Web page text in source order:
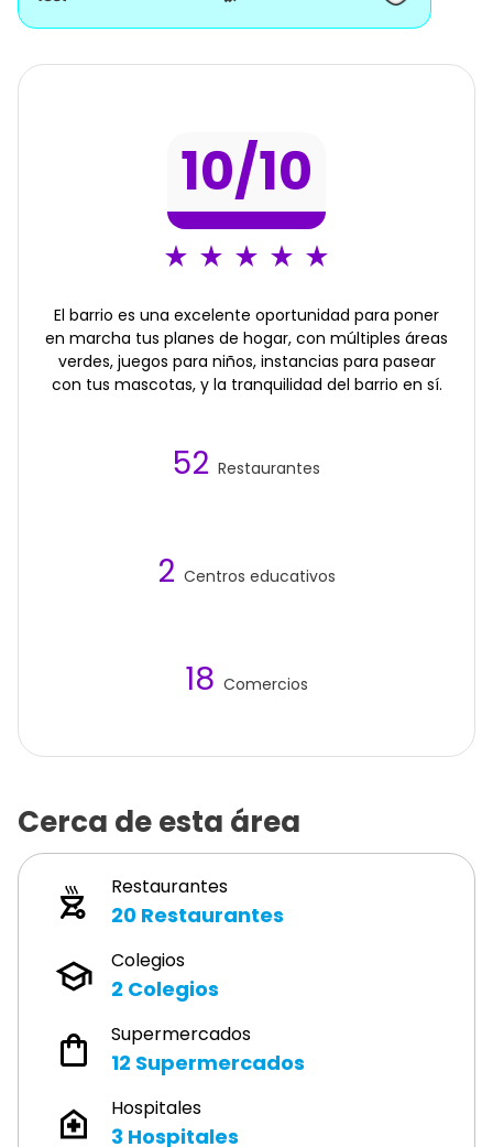
10/10
El barrio es una excelente oportunidad para poner
en marcha tus planes de hogar, con múltiples áreas
verdes, juegos para niños, instancias para pasear
con tus mascotas, y la tranquilidad del barrio en sí.
52 Restaurantes
2 Centros educativos
18 Comercios
Cerca de esta área
Restaurantes
20 Restaurantes
Colegios
2 Colegios
Supermercados
12 Supermercados
Hospitales
3 Hospitales